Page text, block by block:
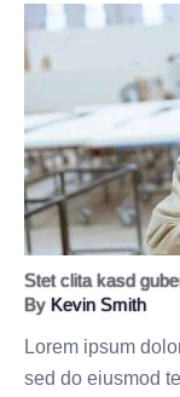
Stet clita kasd
By Kevin Smith
Lorem ipsum
sed do eiusmod